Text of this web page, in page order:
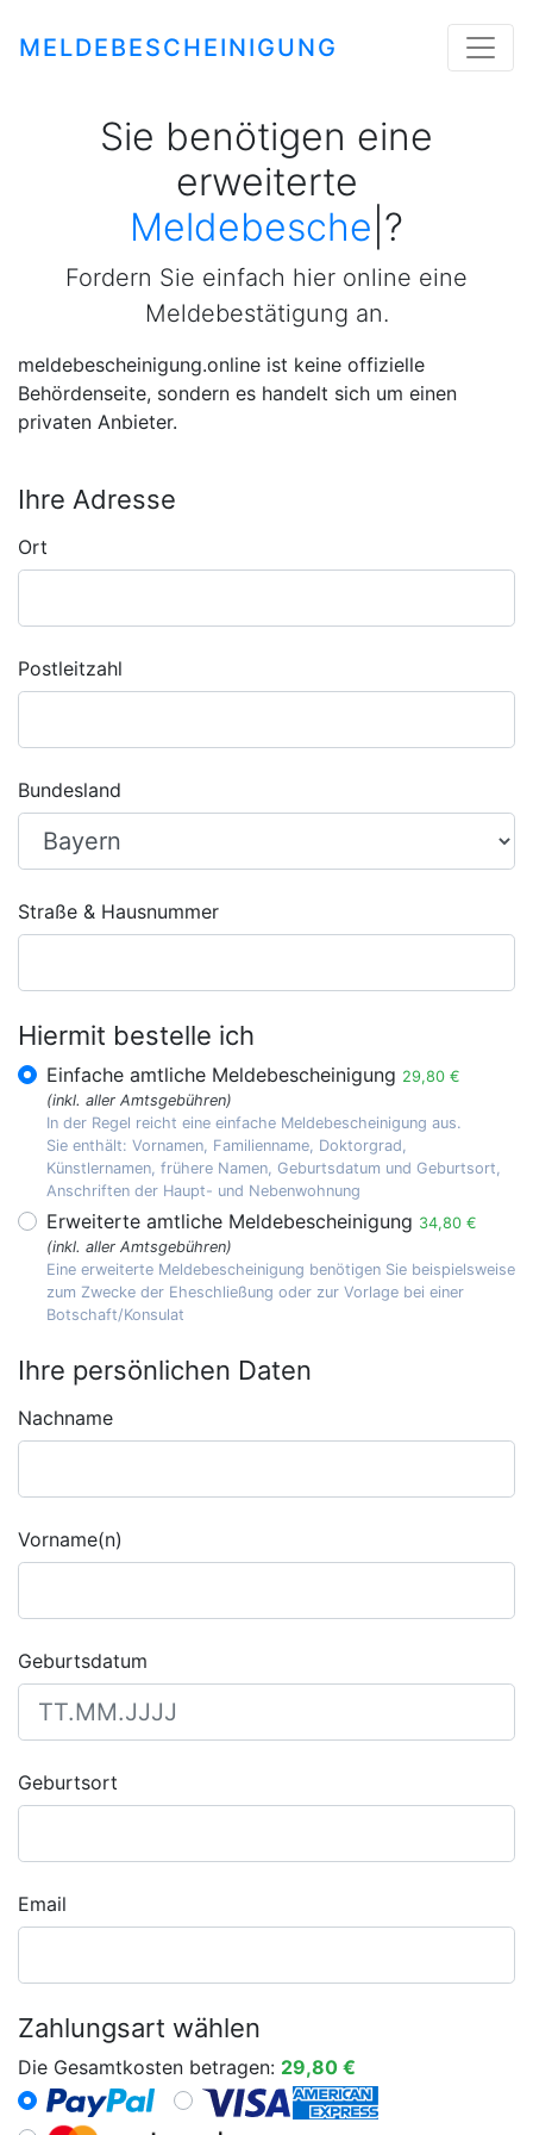
MELDEBESCHEINIGUNG
Sie benötigen eine
erweiterte
Meldebescheinigu
Fordern Sie einfach hier online eine
Meldebestätigung an.
meldebescheinigung.online ist keine offizielle
Behördenseite, sondern es handelt sich um einen
privaten Anbieter.
Ihre Adresse
Ort
Postleitzahl
Bundesland
Straße & Hausnummer
Hiermit bestelle ich
Einfache amtliche Meldebescheinigung 29,80 €
(inkl. aller Amtsgebühren)
In der Regel reicht eine einfache Meldebescheinigung aus.
Sie enthält: Vornamen, Familienname, Doktorgrad,
Künstlernamen, frühere Namen, Geburtsdatum und Geburtsort,
Anschriften der Haupt- und Nebenwohnung
Erweiterte amtliche Meldebescheinigung 34,80 €
(inkl. aller Amtsgebühren)
Eine erweiterte Meldebescheinigung benötigen Sie beispielsweise
zum Zwecke der Eheschließung oder zur Vorlage bei einer
Botschaft/Konsulat
Ihre persönlichen Daten
Nachname
Vorname(n)
Geburtsdatum
Geburtsort
Email
Zahlungsart wählen
Die Gesamtkosten betragen: 29,80 €